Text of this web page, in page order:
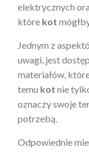
elektrycznych
które kot
Jednym z
uwagi, jest
materiałów,
temu kot nie
oznaczy swoje
potrzebą.
Odpowiednie